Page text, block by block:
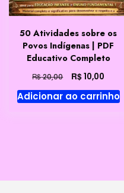
50 Atividades sobre os
Povos Indígenas | PDF
Educativo Completo
R$20,00
preço
original
R$10,00
preço
atual
Adicionar ao carrinho